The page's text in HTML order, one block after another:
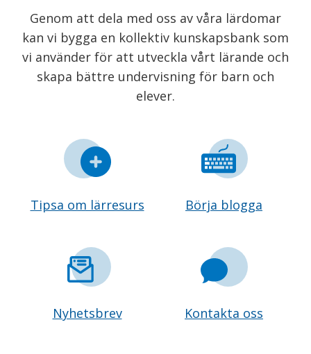
Genom att dela med oss av våra lärdomar
kan vi bygga en kollektiv kunskapsbank som
vi använder för att utveckla vårt lärande och
skapa bättre undervisning för barn och
elever.
Tipsa om lärresurs Börja blogga
Nyhetsbrev Kontakta oss